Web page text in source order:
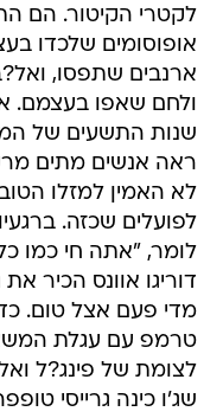
לקטרי הקיטור. הם
אופוסומים שלכדו
ארנבים שתפסו,
ולחם שאפו
שנות התשעים של
ראה אנשים מתים
לא האמין למזלו הטוב
לפועלים שכזה.
לומר, "אתה חי כמו
דוריגו אוונס הכיר
מדי פעם אצל טום.
טרמפ עם עגלת המשא
לצומת של פינג?ל
שג'ו כינה גרייסי